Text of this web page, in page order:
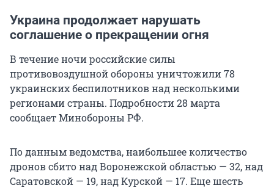
Украина продолжает нарушать
соглашение о прекращении огня
В течение ночи российские силы
противовоздушной обороны уничтожили 78
украинских беспилотников над несколькими
регионами страны. Подробности 28 марта
сообщает Минобороны РФ.
По данным ведомства, наибольшее количество
дронов сбито над Воронежской областью — 32, над
Саратовской — 19, над Курской — 17. Еще шесть